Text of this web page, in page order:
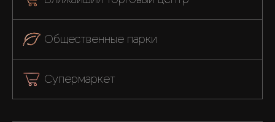
Общественные парки
Супермаркет